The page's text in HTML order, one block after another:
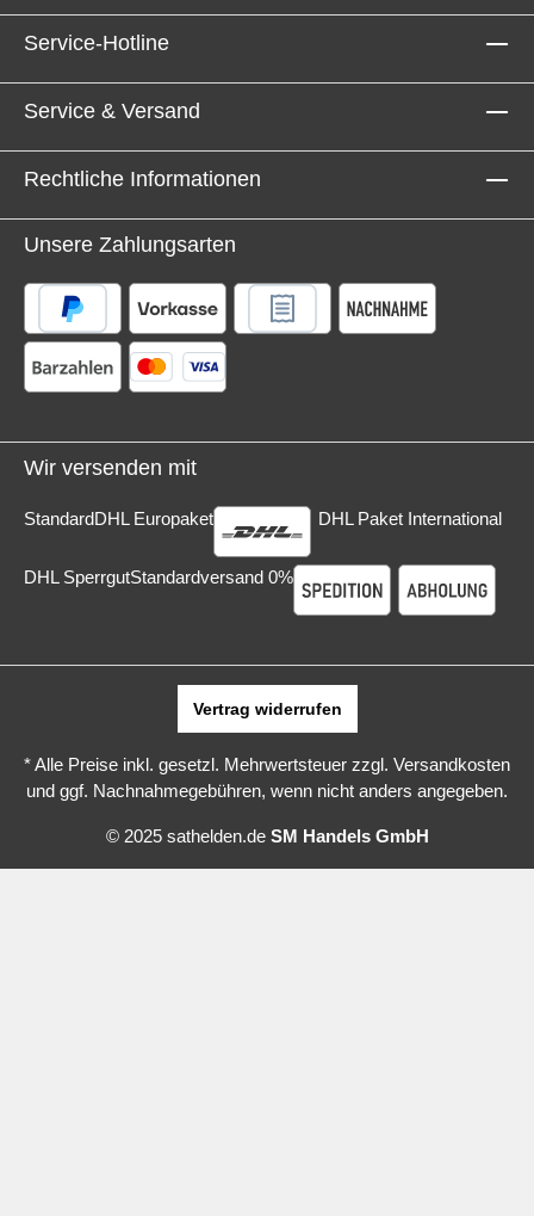
Service-Hotline
Service & Versand
Rechtliche Informationen
Unsere Zahlungsarten
Wir versenden mit
StandardDHL Europaket DHL Paket International
DHL SperrgutStandardversand 0%
Vertrag widerrufen
* Alle Preise inkl. gesetzl. Mehrwertsteuer zzgl. Versandkosten
und ggf. Nachnahmegebühren, wenn nicht anders angegeben.
© 2025 sathelden.de SM Handels GmbH